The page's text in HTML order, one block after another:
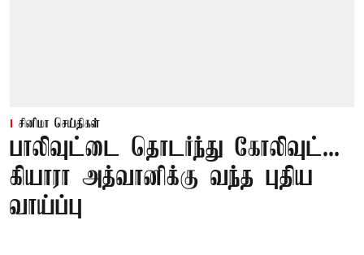
சினிமா செய்திகள்
பாலிவுட்டை தொடர்ந்து கோலிவுட்...
கியாரா அத்வானிக்கு வந்த புதிய
வாய்ப்பு